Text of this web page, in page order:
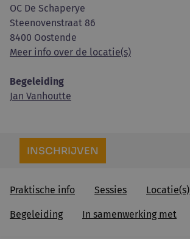
OC De Schaperye
Steenovenstraat 86
8400 Oostende
Meer info over de locatie(s)
Begeleiding
Jan Vanhoutte
INSCHRIJVEN
Praktische info Sessies Locatie(s)
Begeleiding In samenwerking met